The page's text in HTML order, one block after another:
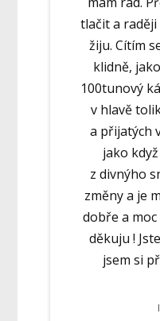
tlačit a
žiju. Cítím
klidně,
100tunový
v hlavě
a přijatých
jako
z divnýho
změny a je
dobře a moc
děkuju !
jsem si